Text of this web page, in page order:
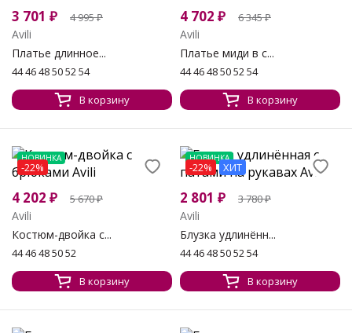
3 701 ₽ 4 995₽
Avili
Платье длинное...
44 46 48 50 52 54
В корзину
4 702 ₽ 6 345₽
Avili
Платье миди в с...
44 46 48 50 52 54
В корзину
НОВИНКА
-22%
4 202 ₽ 5 670₽
Avili
Костюм-двойка с...
44 46 48 50 52
В корзину
НОВИНКА
-22% ХИТ
2 801 ₽ 3 780₽
Avili
Блузка удлинённ...
44 46 48 50 52 54
В корзину